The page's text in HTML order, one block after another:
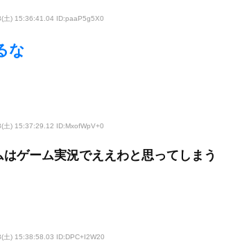
土) 15:36:41.04 ID:paaP5g5X0
な
土) 15:37:29.12 ID:MxofWpV+0
ゲーム実況でええわと思ってしまう
土) 15:38:58.03 ID:DPC+I2W20